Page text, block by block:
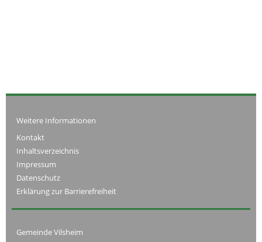
Weitere Informationen
Kontakt
Inhaltsverzeichnis
Impressum
Datenschutz
Erklärung zur Barrierefreiheit
Gemeinde Vilsheim